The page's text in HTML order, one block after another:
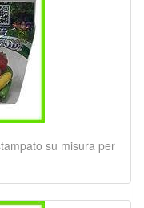
su misura per